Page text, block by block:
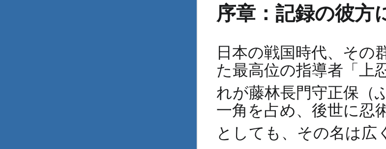
序章：記録の彼方
日本の戦国時代、その
た最高位の指導者「上
れが藤林長門守正保（
一角を占め、後世に忍
としても、その名は広